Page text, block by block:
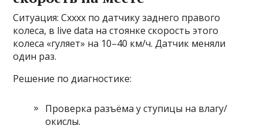
Ситуация: Cxxxx по датчику заднего правого
колеса, в live data на стоянке скорость этого
колеса «гуляет» на 10–40 км/ч. Датчик меняли
один раз.
Решение по диагностике:
Проверка разъёма у ступицы на влагу/
окислы.